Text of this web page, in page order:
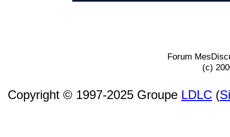
Forum
(c)
Copyright © 1997-2025 Groupe LDLC (